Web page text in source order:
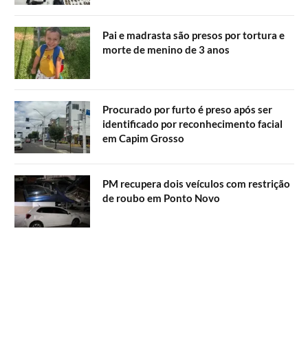
Pai e madrasta são presos por tortura e
morte de menino de 3 anos
Procurado por furto é preso após ser
identificado por reconhecimento facial
em Capim Grosso
PM recupera dois veículos com restrição
de roubo em Ponto Novo